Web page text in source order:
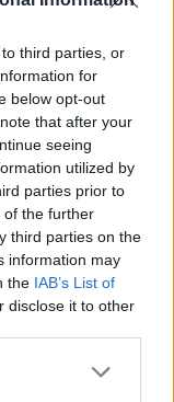
third parties, or
for
below opt-out
that after your
seeing
utilized by
parties prior to
of the further
third parties on the
information may
the IAB’s List of
disclose it to other
or more Google
e cosa
modifiche
del
processo
e
comportamenti